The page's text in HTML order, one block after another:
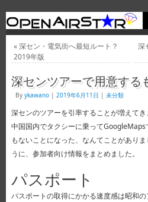
«深セン・電気街へ最短ルート？
2019年版
深
深センツアーで用意する
By ykawano | 2019年6月11日 | 未分類
深センのツアーを引率することが増えてき
中国国内でタクシーに乗って
もないことになった、なんてことがあり
うに、参加者向け情報をまとめました。
パスポート
パスポートの取得にかかる速度感は昭和